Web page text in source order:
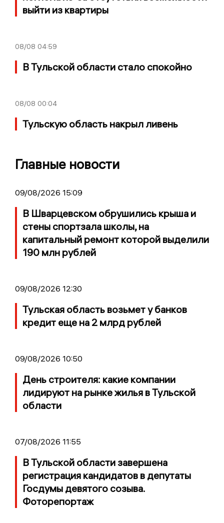
выйти из квартиры
08/08 04:59
В Тульской области стало спокойно
08/08 00:04
Тульскую область накрыл ливень
Главные новости
09/08/2026 15:09
В Шварцевском обрушились крыша и
стены спортзала школы, на
капитальный ремонт которой выделили
190 млн рублей
09/08/2026 12:30
Тульская область возьмет у банков
кредит еще на 2 млрд рублей
09/08/2026 10:50
День строителя: какие компании
лидируют на рынке жилья в Тульской
области
07/08/2026 11:55
В Тульской области завершена
регистрация кандидатов в депутаты
Госдумы девятого созыва.
Фоторепортаж